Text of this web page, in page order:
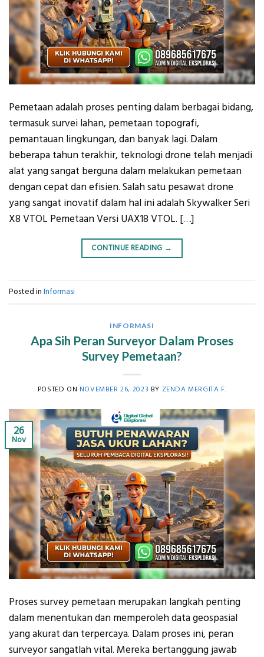
Pemetaan adalah proses penting dalam berbagai bidang,
termasuk survei lahan, pemetaan topografi,
pemantauan lingkungan, dan banyak lagi. Dalam
beberapa tahun terakhir, teknologi drone telah menjadi
alat yang sangat berguna dalam melakukan pemetaan
dengan cepat dan efisien. Salah satu pesawat drone
yang sangat inovatif dalam hal ini adalah Skywalker Seri
X8 VTOL Pemetaan Versi UAX18 VTOL. […]
CONTINUE READING →
Posted in Informasi
INFORMASI
Apa Sih Peran Surveyor Dalam Proses
Survey Pemetaan?
POSTED ON NOVEMBER 26, 2023 BY ZENDA MERGITA F.
26
Nov
Proses survey pemetaan merupakan langkah penting
dalam menentukan dan memperoleh data geospasial
yang akurat dan terpercaya. Dalam proses ini, peran
surveyor sangatlah vital. Mereka bertanggung jawab